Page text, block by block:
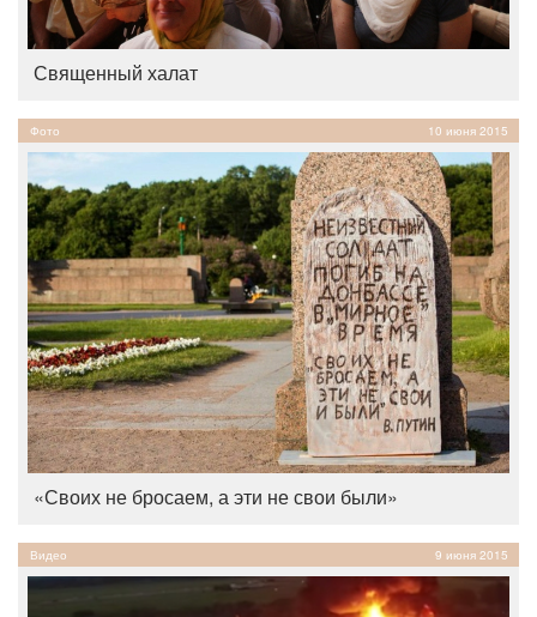
Священный халат
Фото 10 июня 2015
«Своих не бросаем, а эти не свои были»
Видео 9 июня 2015